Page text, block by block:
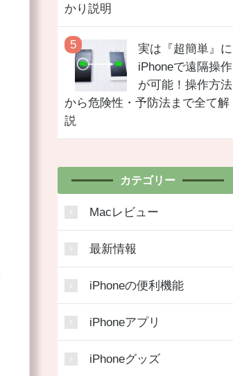
かり説明
実は『超簡単』に
iPhoneで遠隔操作
が可能！操作方法
から危険性・予防法まで全て解
説
カテゴリー
Macレビュー
最新情報
iPhoneの便利機能
iPhoneアプリ
iPhoneグッズ